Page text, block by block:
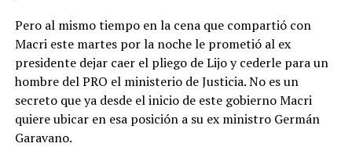
Pero al mismo tiempo en la cena que compartió con
Macri este martes por la noche le prometió al ex
presidente dejar caer el pliego de Lijo y cederle para un
hombre del PRO el ministerio de Justicia. No es un
secreto que ya desde el inicio de este gobierno Macri
quiere ubicar en esa posición a su ex ministro Germán
Garavano.